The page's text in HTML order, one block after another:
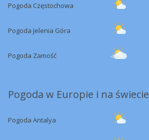
Pogoda Częstochowa
Pogoda Jelenia Góra
Pogoda Zamość
Pogoda w Europie i na świecie
Pogoda Antalya